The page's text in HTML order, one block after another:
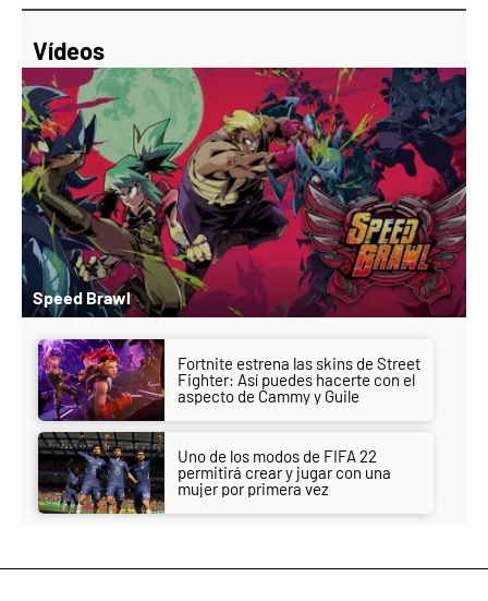
Vídeos
Speed Brawl
Fortnite estrena las skins de Street
Fighter: Así puedes hacerte con el
aspecto de Cammy y Guile
Uno de los modos de FIFA 22
permitirá crear y jugar con una
mujer por primera vez